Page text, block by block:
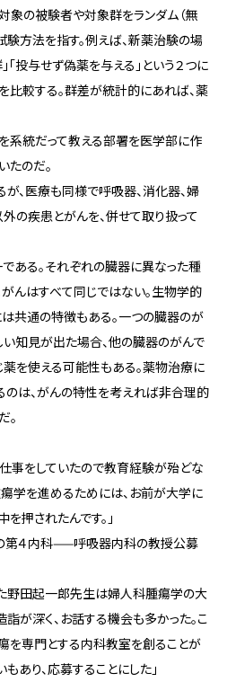
象の被験者や対象群をランダム（無
方法を指す。例えば、新薬治験の場
「投与せず偽薬を与える」という２つに
比較する。群差が統計的にあれば、薬
系統だって教える部署を医学部に作
たのだ。
、医療も同様で呼吸器、消化器、婦
の疾患とがんを、併せて取り扱って
ある。それぞれの臓器に異なった種
んはすべて同じではない。生物学的
は共通の特徴もある。一つの臓器のが
い知見が出た場合、他の臓器のがんで
薬を使える可能性もある。薬物治療に
のは、がんの特性を考えれば非合理的
。
事をしていたので教育経験が殆どな
学を進めるためには、お前が大学に
押されたんです。」
第４内科——呼吸器内科の教授公募
野田起一郎先生は婦人科腫瘍学の大
が深く、お話する機会も多かった。こ
を専門とする内科教室を創ることが
あり、応募することにした」